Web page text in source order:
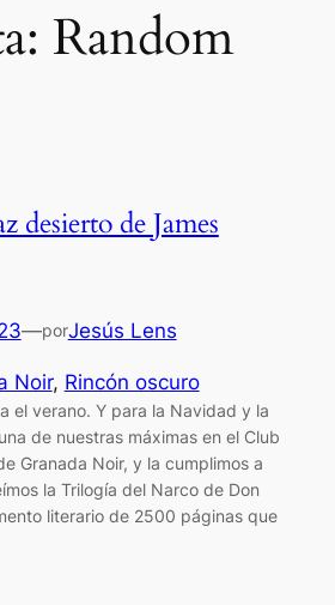
Random
desierto de James
—porJesús Lens
Noir, Rincón oscuro
el verano. Y para la Navidad y la
de nuestras máximas en el Club
Granada Noir, y la cumplimos a
la Trilogía del Narco de Don
literario de 2500 páginas que